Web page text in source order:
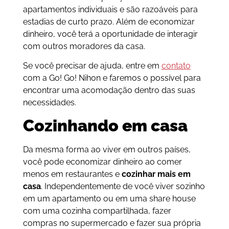
apartamentos individuais e são razoáveis ​​para
estadias de curto prazo. Além de economizar
dinheiro, você terá a oportunidade de interagir
com outros moradores da casa.
Se você precisar de ajuda, entre em contato
com a Go! Go! Nihon e faremos o possível para
encontrar uma acomodação dentro das suas
necessidades.
Cozinhando em casa
Da mesma forma ao viver em outros países,
você pode economizar dinheiro ao comer
menos em restaurantes e cozinhar mais em
casa. Independentemente de você viver sozinho
em um apartamento ou em uma share house
com uma cozinha compartilhada, fazer
compras no supermercado e fazer sua própria